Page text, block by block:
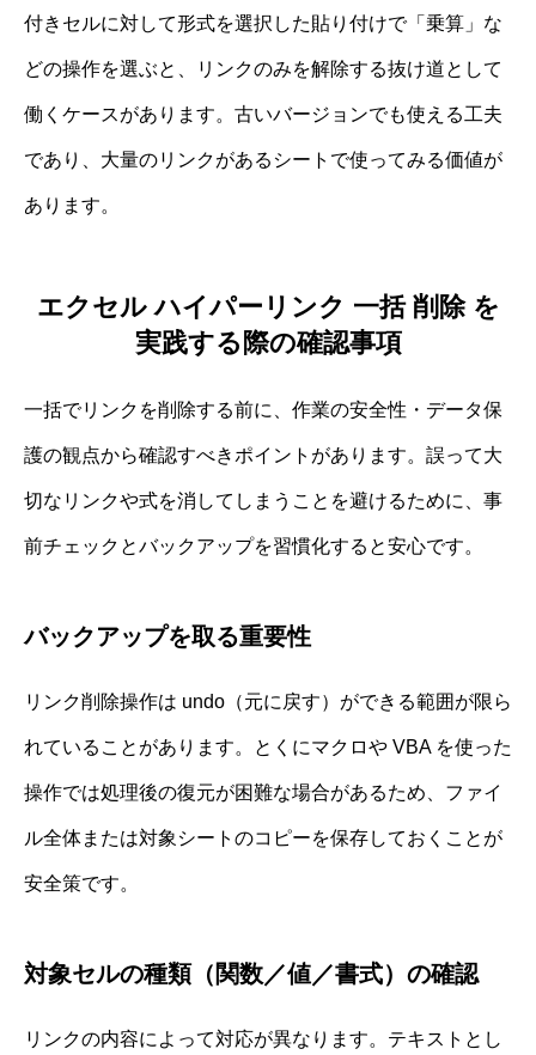
付きセルに対して形式を選択した貼り付けで「乗算」な
どの操作を選ぶと、リンクのみを解除する抜け道として
働くケースがあります。古いバージョンでも使える工夫
であり、大量のリンクがあるシートで使ってみる価値が
あります。
エクセル ハイパーリンク 一括 削除 を
実践する際の確認事項
一括でリンクを削除する前に、作業の安全性・データ保
護の観点から確認すべきポイントがあります。誤って大
切なリンクや式を消してしまうことを避けるために、事
前チェックとバックアップを習慣化すると安心です。
バックアップを取る重要性
リンク削除操作は undo（元に戻す）ができる範囲が限ら
れていることがあります。とくにマクロや VBA を使った
操作では処理後の復元が困難な場合があるため、ファイ
ル全体または対象シートのコピーを保存しておくことが
安全策です。
対象セルの種類（関数／値／書式）の確認
リンクの内容によって対応が異なります。テキストとし